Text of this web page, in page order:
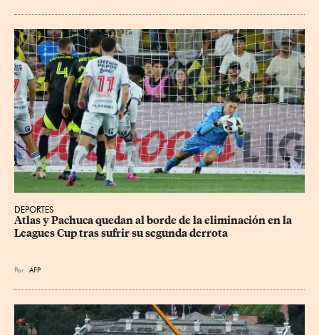
DEPORTES
Atlas y Pachuca quedan al borde de la eliminación en la
Leagues Cup tras sufrir su segunda derrota
Por AFP